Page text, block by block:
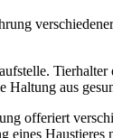
aus
offeriert